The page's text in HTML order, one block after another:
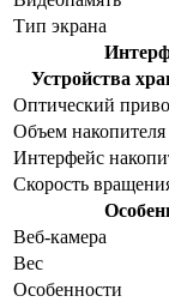
Тип экрана
Устройства
Оптический
Объем
Интерфейс
Скорость
Веб-камера
Вес
Особенности